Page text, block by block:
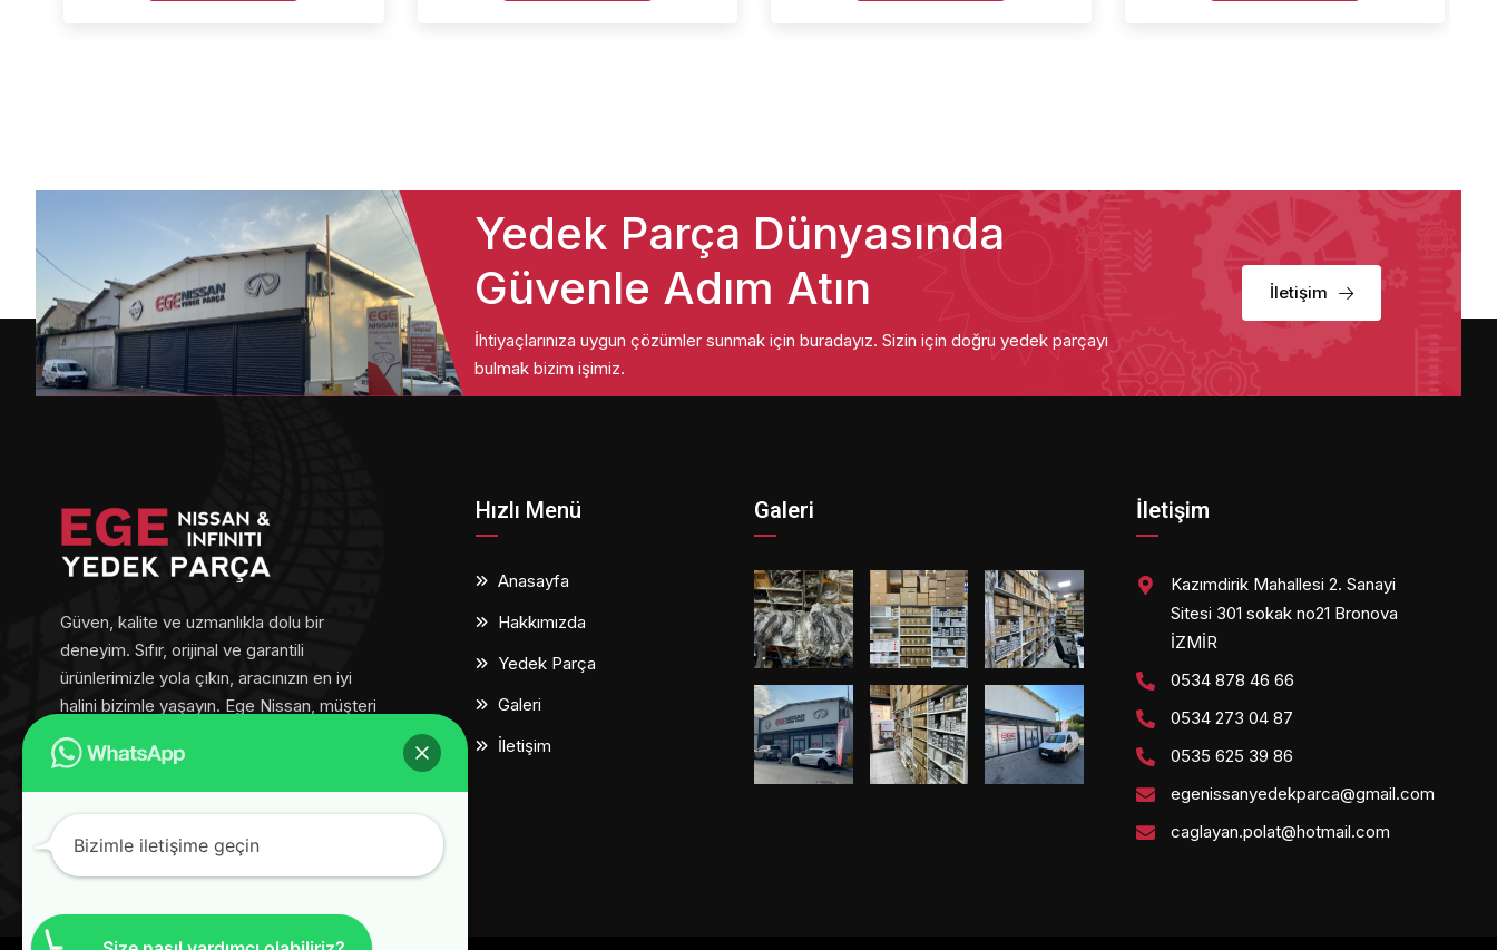
Yedek Parça Dünyasında
Güvenle Adım Atın
İhtiyaçlarınıza uygun çözümler sunmak için buradayız. Sizin için doğru yedek parçayı
bulmak bizim işimiz.
İletişim
Güven, kalite ve uzmanlıkla dolu bir
deneyim. Sıfır, orijinal ve garantili
ürünlerimizle yola çıkın, aracınızın en iyi
halini bizimle yaşayın. Ege Nissan, müşteri
memnuniyetini her adımda ön planda
tutar.
Hızlı Menü
Anasayfa
Hakkımızda
Yedek Parça
Galeri
İletişim
Galeri İletişim
Kazımdirik Mahallesi 2. Sanayi
Sitesi 301 sokak no21 Bronova
İZMİR
0534 878 46 66
0534 273 04 87
0535 625 39 86
egenissanyedekparca@gmail.com
caglayan.polat@hotmail.com
Bizimle iletişime geçin